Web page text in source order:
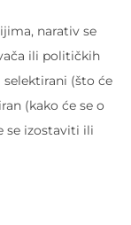
narativ se
ili političkih
(što će
(kako će se o
se izostaviti ili